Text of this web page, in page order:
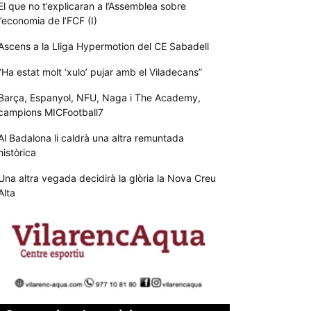
que no t’explicaran a l’Assemblea sobre
de l’FCF (I)
a la Lliga Hypermotion del CE Sabadell
estat molt ‘xulo’ pujar amb el Viladecans”
Espanyol, NFU, Naga i The Academy,
MICFootball7
Badalona li caldrà una altra remuntada
altra vegada decidirà la glòria la Nova Creu